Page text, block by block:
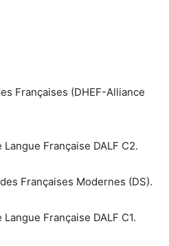
Françaises (DHEF-Alliance
Française DALF C2.
Françaises Modernes (DS).
Française DALF C1.